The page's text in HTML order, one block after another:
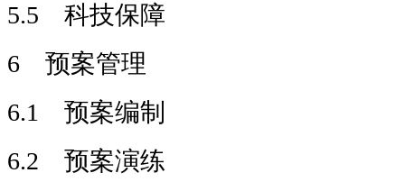
5.5 科技保障
6 预案管理
6.1 预案编制
6.2 预案演练